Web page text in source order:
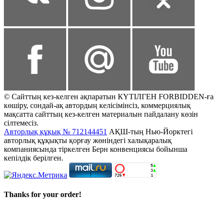
© Сайттың кез-келген ақпаратын КҮТІЛГЕН FORBIDDEN-ға
көшіру, сондай-ақ автордың келісімінсіз, коммерциялық
мақсатта сайттың кез-келген материалын пайдалану көзін
сілтемесіз.
Авторлық құқық № 712144451 АҚШ-тың Нью-Йорктегі
авторлық құқықты қорғау жөніндегі халықаралық
компаниясында тіркелген Берн конвенциясы бойынша
кепілдік берілген.
Thanks for your order!